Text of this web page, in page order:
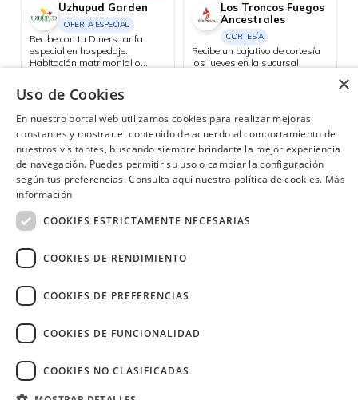
Uzhupud Garden
OFERTA ESPECIAL
Recibe con tu Diners tarifa
especial en hospedaje.
Habitación matrimonial o
años por $85 incluye desayuno
e impuestos. Niños de 4 a 11
de 12 años en adelante valor
adicional de $25.
Los Troncos Fuegos
Ancestrales
CORTESÍA
Recibe un bajativo de cortesía
los jueves en la sucursal
¿Necesitas ayuda? (02) 298 1300
Derechos reservados.
×
Uso de Cookies
En nuestro portal web utilizamos cookies para realizar mejoras
constantes y mostrar el contenido de acuerdo al comportamiento de
nuestros visitantes, buscando siempre brindarte la mejor experiencia
de navegación. Puedes permitir su uso o cambiar la configuración
según tus preferencias. Consulta aquí nuestra política de cookies. Más
información
COOKIES ESTRICTAMENTE NECESARIAS
COOKIES DE RENDIMIENTO
COOKIES DE PREFERENCIAS
COOKIES DE FUNCIONALIDAD
COOKIES NO CLASIFICADAS